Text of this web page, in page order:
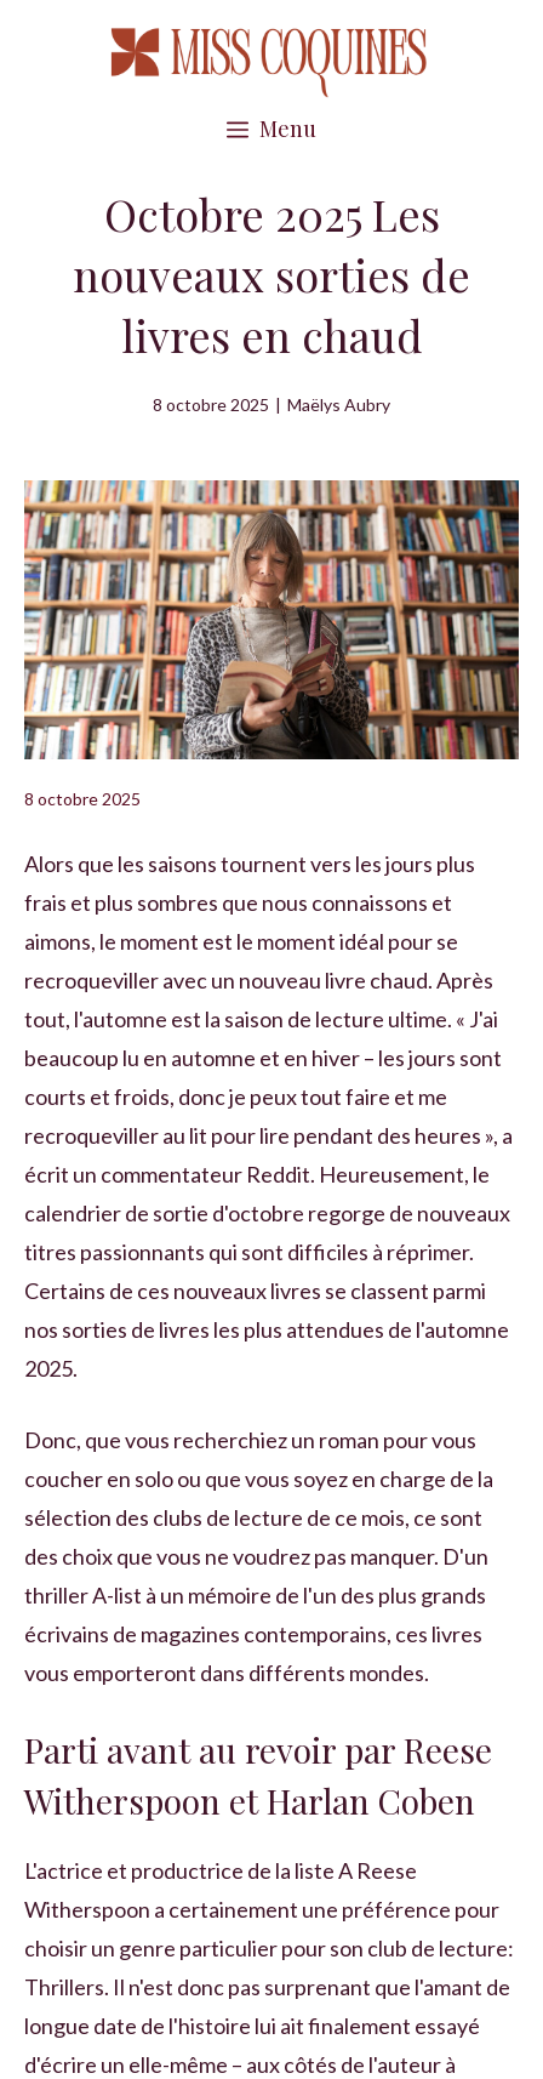
Menu
Octobre 2025 Les
nouveaux sorties de
livres en chaud
8 octobre 2025 | Maëlys Aubry
8 octobre 2025
Alors que les saisons tournent vers les jours plus
frais et plus sombres que nous connaissons et
aimons, le moment est le moment idéal pour se
recroqueviller avec un nouveau livre chaud. Après
tout, l'automne est la saison de lecture ultime. « J'ai
beaucoup lu en automne et en hiver – les jours sont
courts et froids, donc je peux tout faire et me
recroqueviller au lit pour lire pendant des heures », a
écrit un commentateur Reddit. Heureusement, le
calendrier de sortie d'octobre regorge de nouveaux
titres passionnants qui sont difficiles à réprimer.
Certains de ces nouveaux livres se classent parmi
nos sorties de livres les plus attendues de l'automne
2025.
Donc, que vous recherchiez un roman pour vous
coucher en solo ou que vous soyez en charge de la
sélection des clubs de lecture de ce mois, ce sont
des choix que vous ne voudrez pas manquer. D'un
thriller A-list à un mémoire de l'un des plus grands
écrivains de magazines contemporains, ces livres
vous emporteront dans différents mondes.
Parti avant au revoir par Reese
Witherspoon et Harlan Coben
L'actrice et productrice de la liste A Reese
Witherspoon a certainement une préférence pour
choisir un genre particulier pour son club de lecture:
Thrillers. Il n'est donc pas surprenant que l'amant de
longue date de l'histoire lui ait finalement essayé
d'écrire un elle-même – aux côtés de l'auteur à